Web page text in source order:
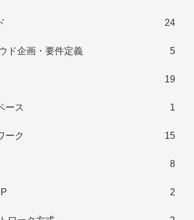
24
ド企画・要件定義 5
19
ース 1
ーク 15
8
2